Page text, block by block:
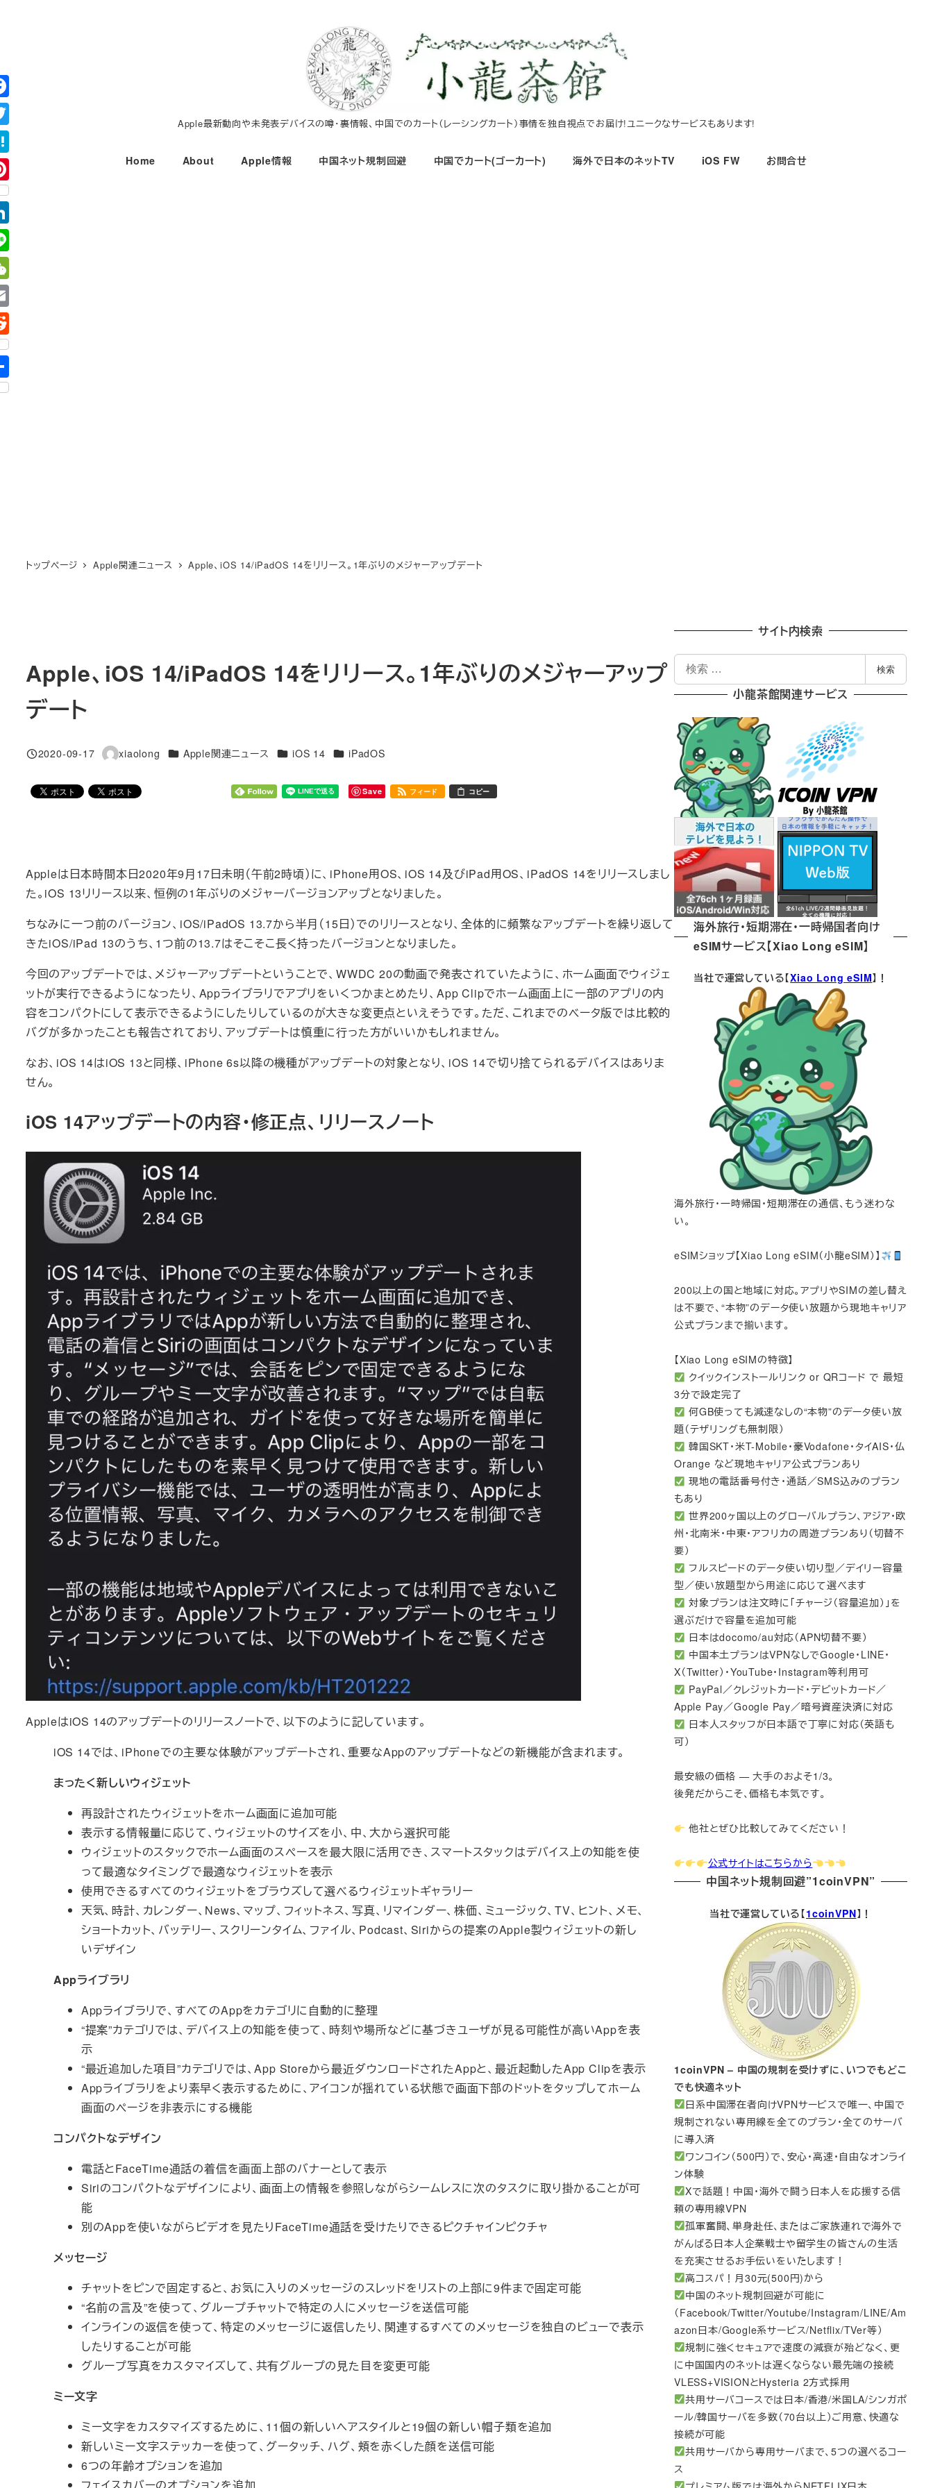
コ
ン
テ
ン
ツ
へ
移
動
Apple最新動向や未発表デバイスの噂・裏情報、中国でのカート（レーシングカート）事情を独自視点でお届け!ユニークなサービスもあります!
Home About Apple情報 中国ネット規制回避 中国でカート(ゴーカート) 海外で日本のネットTV iOS FW お問合せ
トップページ Apple関連ニュース Apple、iOS 14/iPadOS 14をリリース。1年ぶりのメジャーアップデート
Apple、iOS 14/iPadOS 14をリリース。1年ぶりのメジャーアップ
デート
投稿日
2020-09-17
著
xiaolong カテゴリー
Apple関連ニュース カテゴリー
iOS 14 カテゴリー
iPadOS
Save フィード コピー
Appleは日本時間本日2020年9月17日未明（午前2時頃）に、iPhone用OS、iOS 14及びiPad用OS、iPadOS 14をリリースしまし
た。iOS 13リリース以来、恒例の1年ぶりのメジャーバージョンアップとなりました。
ちなみに一つ前のバージョン、iOS/iPadOS 13.7から半月（15日）でのリリースとなり、全体的に頻繁なアップデートを繰り返して
きたiOS/iPad 13のうち、1つ前の13.7はそこそこ長く持ったバージョンとなりました。
今回のアップデートでは、メジャーアップデートということで、WWDC 20の動画で発表されていたように、ホーム画面でウィジェ
ットが実行できるようになったり、Appライブラリでアプリをいくつかまとめたり、App Clipでホーム画面上に一部のアプリの内
容をコンパクトにして表示できるようにしたりしているのが大きな変更点といえそうです。ただ、これまでのベータ版では比較的
バグが多かったことも報告されており、アップデートは慎重に行った方がいいかもしれません。
なお、iOS 14はiOS 13と同様、iPhone 6s以降の機種がアップデートの対象となり、iOS 14で切り捨てられるデバイスはありま
せん。
iOS 14アップデートの内容・修正点、リリースノート
AppleはiOS 14のアップデートのリリースノートで、以下のように記しています。
iOS 14では、iPhoneでの主要な体験がアップデートされ、重要なAppのアップデートなどの新機能が含まれます。
まったく新しいウィジェット
再設計されたウィジェットをホーム画面に追加可能
表示する情報量に応じて、ウィジェットのサイズを小、中、大から選択可能
ウィジェットのスタックでホーム画面のスペースを最大限に活用でき、スマートスタックはデバイス上の知能を使
って最適なタイミングで最適なウィジェットを表示
使用できるすべてのウィジェットをブラウズして選べるウィジェットギャラリー
天気、時計、カレンダー、News、マップ、フィットネス、写真、リマインダー、株価、ミュージック、TV、ヒント、メモ、
ショートカット、バッテリー、スクリーンタイム、ファイル、Podcast、Siriからの提案のApple製ウィジェットの新し
いデザイン
Appライブラリ
Appライブラリで、すべてのAppをカテゴリに自動的に整理
“提案”カテゴリでは、デバイス上の知能を使って、時刻や場所などに基づきユーザが見る可能性が高いAppを表
示
“最近追加した項目”カテゴリでは、App Storeから最近ダウンロードされたAppと、最近起動したApp Clipを表示
Appライブラリをより素早く表示するために、アイコンが揺れている状態で画面下部のドットをタップしてホーム
画面のページを非表示にする機能
コンパクトなデザイン
電話とFaceTime通話の着信を画面上部のバナーとして表示
Siriのコンパクトなデザインにより、画面上の情報を参照しながらシームレスに次のタスクに取り掛かることが可
能
別のAppを使いながらビデオを見たりFaceTime通話を受けたりできるピクチャインピクチャ
メッセージ
チャットをピンで固定すると、お気に入りのメッセージのスレッドをリストの上部に9件まで固定可能
“名前の言及”を使って、グループチャットで特定の人にメッセージを送信可能
インラインの返信を使って、特定のメッセージに返信したり、関連するすべてのメッセージを独自のビューで表示
したりすることが可能
グループ写真をカスタマイズして、共有グループの見た目を変更可能
ミー文字
ミー文字をカスタマイズするために、11個の新しいヘアスタイルと19個の新しい帽子類を追加
新しいミー文字ステッカーを使って、グータッチ、ハグ、頬を赤くした顔を送信可能
6つの年齢オプションを追加
フェイスカバーのオプションを追加
サイト内検索
索
検索
小龍茶館関連サービス
海外旅行・短期滞在・一時帰国者向け
eSIMサービス【Xiao Long eSIM】
当社で運営している【Xiao Long eSIM】！
海外旅行・一時帰国・短期滞在の通信、もう迷わな
い。
eSIMショップ【Xiao Long eSIM（小龍eSIM）】
200以上の国と地域に対応。アプリやSIMの差し替え
は不要で、“本物”のデータ使い放題から現地キャリア
公式プランまで揃います。
【Xiao Long eSIMの特徴】
クイックインストールリンク or QRコード で 最短
3分で設定完了
何GB使っても減速なしの“本物”のデータ使い放
題（テザリングも無制限）
韓国SKT・米T-Mobile・豪Vodafone・タイAIS・仏
Orange など現地キャリア公式プランあり
現地の電話番号付き・通話／SMS込みのプラン
もあり
世界200ヶ国以上のグローバルプラン、アジア・欧
州・北南米・中東・アフリカの周遊プランあり（切替不
要）
フルスピードのデータ使い切り型／デイリー容量
型／使い放題型から用途に応じて選べます
対象プランは注文時に「チャージ（容量追加）」を
選ぶだけで容量を追加可能
日本はdocomo/au対応（APN切替不要）
中国本土プランはVPNなしでGoogle・LINE・
X（Twitter）・YouTube・Instagram等利用可
PayPal／クレジットカード・デビットカード／
Apple Pay／Google Pay／暗号資産決済に対応
日本人スタッフが日本語で丁寧に対応（英語も
可）
最安級の価格 — 大手のおよそ1/3。
後発だからこそ、価格も本気です。
他社とぜひ比較してみてください！
公式サイトはこちらから
中国ネット規制回避”1coinVPN”
当社で運営している【1coinVPN】！
1coinVPN – 中国の規制を受けずに、いつでもどこ
でも快適ネット
日系中国滞在者向けVPNサービスで唯一、中国で
規制されない専用線を全てのプラン・全てのサーバ
に導入済
ワンコイン（500円）で、安心・高速・自由なオンライ
ン体験
Xで話題！中国・海外で闘う日本人を応援する信
頼の専用線VPN
孤軍奮闘、単身赴任、またはご家族連れで海外で
がんばる日本人企業戦士や留学生の皆さんの生活
を充実させるお手伝いをいたします！
高コスパ！月30元(500円)から
中国のネット規制回避が可能に
（Facebook/Twitter/Youtube/Instagram/LINE/Am
azon日本/Google系サービス/Netflix/TVer等）
規制に強くセキュアで速度の減衰が殆どなく、更
に中国国内のネットは遅くならない最先端の接続
VLESS+VISIONとHysteria 2方式採用
共用サーバコースでは日本/香港/米国LA/シンガポ
ール/韓国サーバを多数（70台以上）ご用意、快適な
接続が可能
共用サーバから専用サーバまで、5つの選べるコー
ス